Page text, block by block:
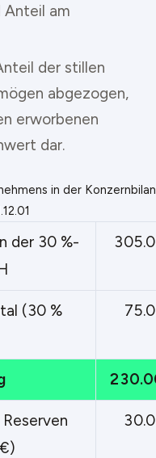
Anteil am
der stillen
abgezogen,
erworbenen
dar.
in der
der 30 %-
(30 %